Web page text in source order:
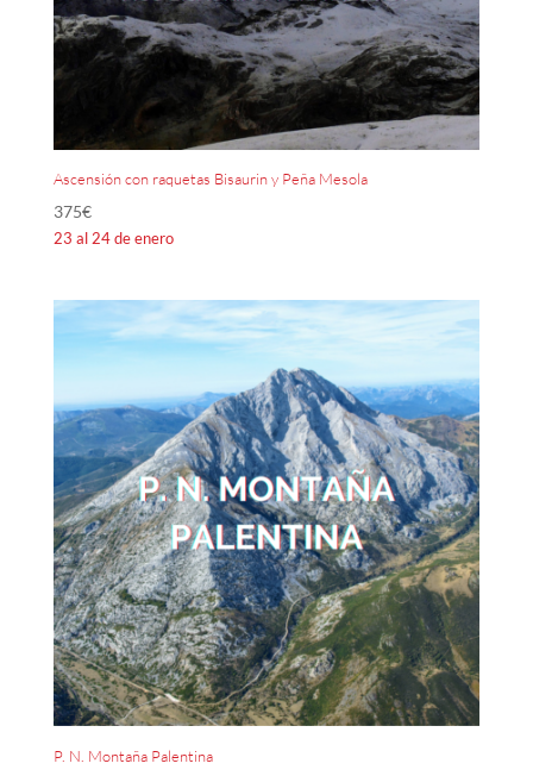
Ascensión con raquetas Bisaurin y Peña Mesola
375€
23 al 24 de enero
P. N. Montaña Palentina